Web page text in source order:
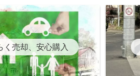
く売却、安心購入